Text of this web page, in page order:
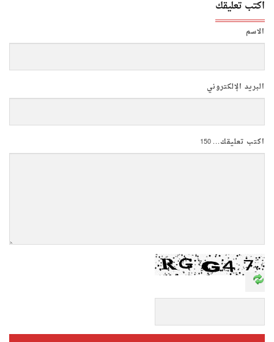
اكتب تعليقك
الاسم
البريد الإلكتروني
اكتب تعليقك...150